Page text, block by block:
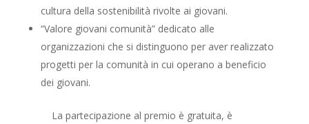
cultura della sostenibilità rivolte ai giovani.
“Valore giovani comunità” dedicato alle
organizzazioni che si distinguono per aver realizzato
progetti per la comunità in cui operano a beneficio
dei giovani.
La partecipazione al premio è gratuita, è